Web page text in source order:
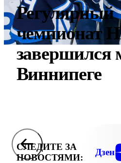
Регулярный
чемпионат
завершился
Виннипеге
СЛЕДИТЕ ЗА
НОВОСТЯМИ:
Дзен